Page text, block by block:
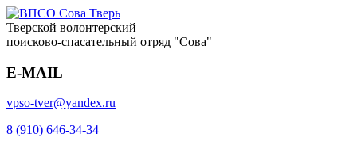
Тверской волонтерский
поисково-спасательный отряд "Сова"
E-MAIL
vpso-tver@yandex.ru
8 (910) 646-34-34